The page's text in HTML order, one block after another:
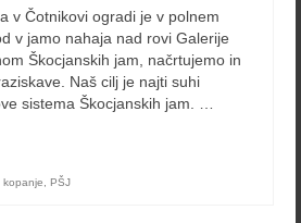
v Čotnikovi ogradi je v polnem
v jamo nahaja nad rovi Galerije
Škocjanskih jam, načrtujemo in
Naš cilj je najti suhi
sistema Škocjanskih jam. …
kopanje, PŠJ